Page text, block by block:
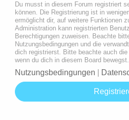
Du musst in diesem Forum registriert
können. Die Registrierung ist in
ermöglicht dir, auf weitere Funktionen
Administration kann registrierten
Berechtigungen zuweisen. Beachte
Nutzungsbedingungen und die
dich registrierst. Bitte beachte auch die
wenn du dich in diesem Board bewegst.
Nutzungsbedingungen